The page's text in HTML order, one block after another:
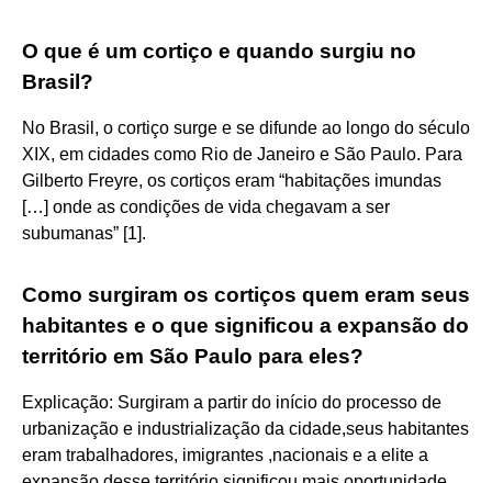
O que é um cortiço e quando surgiu no
Brasil?
No Brasil, o cortiço surge e se difunde ao longo do século
XIX, em cidades como Rio de Janeiro e São Paulo. Para
Gilberto Freyre, os cortiços eram “habitações imundas
[…] onde as condições de vida chegavam a ser
subumanas” [1].
Como surgiram os cortiços quem eram seus
habitantes e o que significou a expansão do
território em São Paulo para eles?
Explicação: Surgiram a partir do início do processo de
urbanização e industrialização da cidade,seus habitantes
eram trabalhadores, imigrantes ,nacionais e a elite a